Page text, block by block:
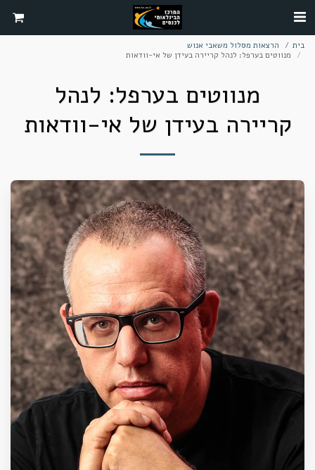
בית
הרצאות מסלול משאבי אנוש
מנווטים בערפל: לנהל קריירה בעידן של אי-וודאות
מנווטים בערפל: לנהל
קריירה בעידן של אי-וודאות